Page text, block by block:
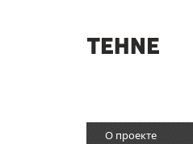
О проекте